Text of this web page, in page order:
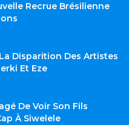
Recrue Brésilienne
Disparition Des Artistes
Et Eze
De Voir Son Fils
À Siwelele